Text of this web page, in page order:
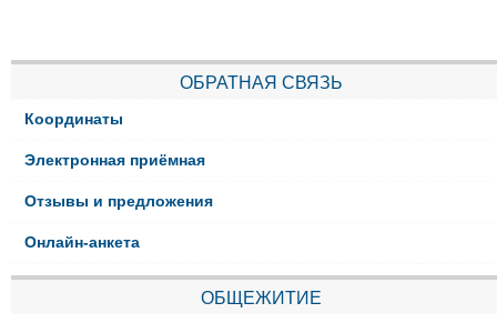
ОБРАТНАЯ СВЯЗЬ
Координаты
Электронная приёмная
Отзывы и предложения
Онлайн-анкета
ОБЩЕЖИТИЕ